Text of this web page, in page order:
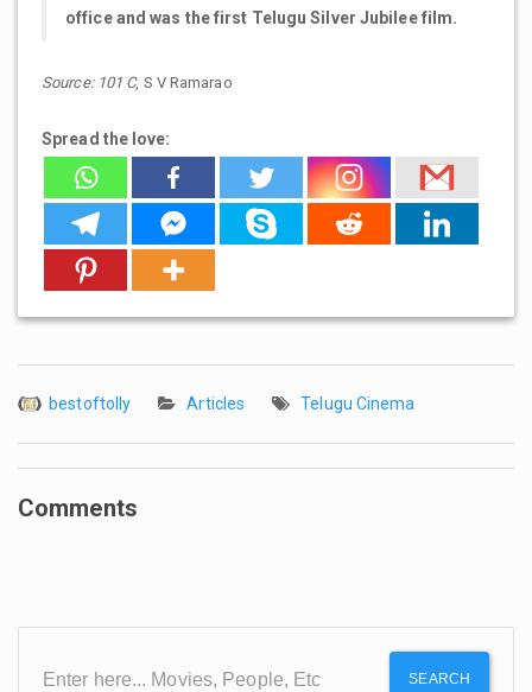
office and was the first Telugu Silver Jubilee film.
Source: 101 C, S V Ramarao
Spread the love:
bestoftolly Articles Telugu Cinema
Comments
SEARCH